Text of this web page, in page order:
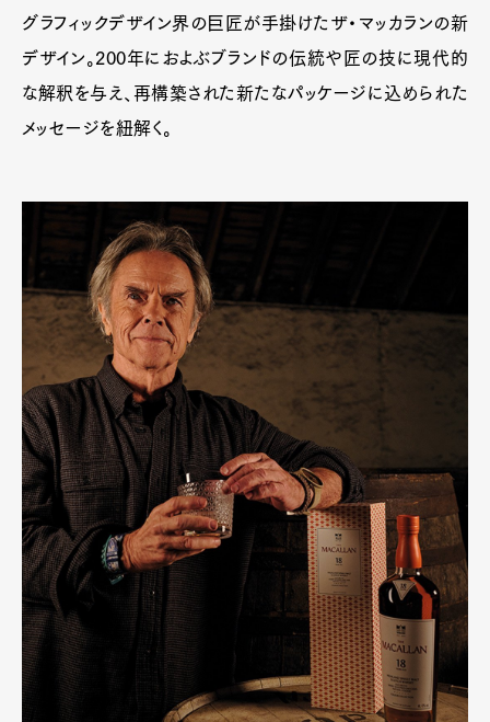
Art&Design
Pen Membership
Official Columnist
About
Contact
Pen Meet
Pen international Pen tw
グラフィックデザイン界の巨匠が手掛けたザ・マッカランの新
デザイン。200年におよぶブランドの伝統や匠の技に現代的
な解釈を与え、再構築された新たなパッケージに込められた
メッセージを紐解く。